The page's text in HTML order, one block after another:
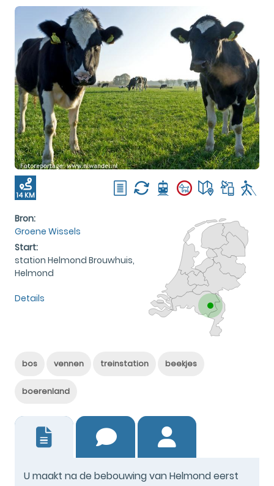
14 KM
Bron:
Groene Wissels
Start:
station Helmond Brouwhuis,
Helmond
Details
bos vennen treinstation beekjes
boerenland
U maakt na de bebouwing van Helmond eerst